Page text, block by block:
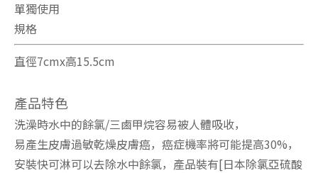
單獨使用
規格
直徑7cmx高15.5cm
產品特色
洗澡時水中的餘氯/三鹵甲烷容易被人體吸收，
易產生皮膚過敏乾燥皮膚癌，癌症機率將可能提高30%，
安裝快可淋可以去除水中餘氯，產品裝有[日本除氯亞硫酸